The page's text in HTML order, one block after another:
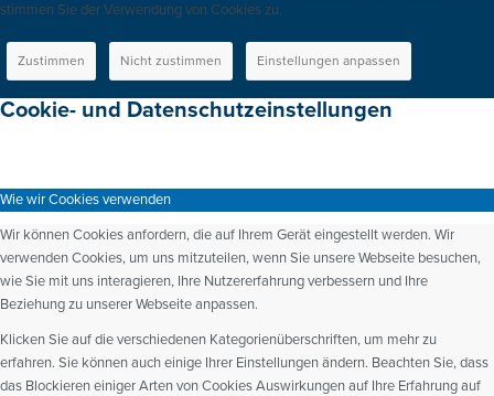
stimmen Sie der Verwendung von Cookies zu.
Zustimmen Nicht zustimmen Einstellungen anpassen
Cookie- und Datenschutzeinstellungen
Wie wir Cookies verwenden
Wir können Cookies anfordern, die auf Ihrem Gerät eingestellt werden. Wir
verwenden Cookies, um uns mitzuteilen, wenn Sie unsere Webseite besuchen,
wie Sie mit uns interagieren, Ihre Nutzererfahrung verbessern und Ihre
Beziehung zu unserer Webseite anpassen.
Klicken Sie auf die verschiedenen Kategorienüberschriften, um mehr zu
erfahren. Sie können auch einige Ihrer Einstellungen ändern. Beachten Sie, dass
das Blockieren einiger Arten von Cookies Auswirkungen auf Ihre Erfahrung auf